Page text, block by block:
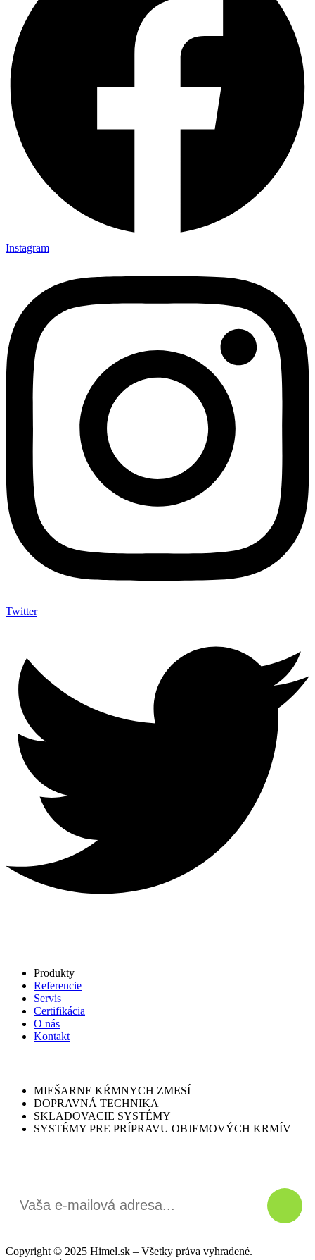
Instagram
Twitter
Produkty
Referencie
Servis
Certifikácia
O nás
Kontakt
MIEŠARNE KŔMNYCH ZMESÍ
DOPRAVNÁ TECHNIKA
SKLADOVACIE SYSTÉMY
SYSTÉMY PRE PRÍPRAVU OBJEMOVÝCH KRMÍV
Copyright © 2025 Himel.sk – Všetky práva vyhradené.